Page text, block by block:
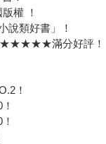
權 ！
說類好書」！
★★★★★滿分好評！
！